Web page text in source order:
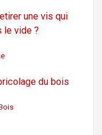
une vis qui
le vide ?
du bois